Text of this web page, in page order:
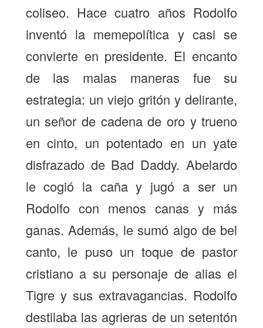
coliseo. Hace cuatro años Rodolfo
inventó la memepolítica y casi se
convierte en presidente. El encanto
de las malas maneras fue su
estrategia: un viejo gritón y delirante,
un señor de cadena de oro y trueno
en cinto, un potentado en un yate
disfrazado de Bad Daddy. Abelardo
le cogió la caña y jugó a ser un
Rodolfo con menos canas y más
ganas. Además, le sumó algo de bel
canto, le puso un toque de pastor
cristiano a su personaje de alias el
Tigre y sus extravagancias. Rodolfo
destilaba las agrieras de un setentón